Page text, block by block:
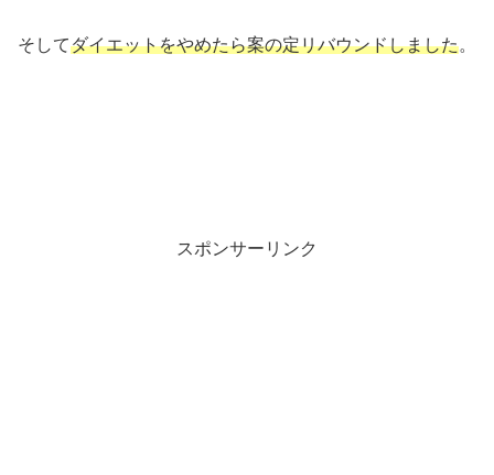
そしてダイエットをやめたら案の定リバウンドしました。
スポンサーリンク